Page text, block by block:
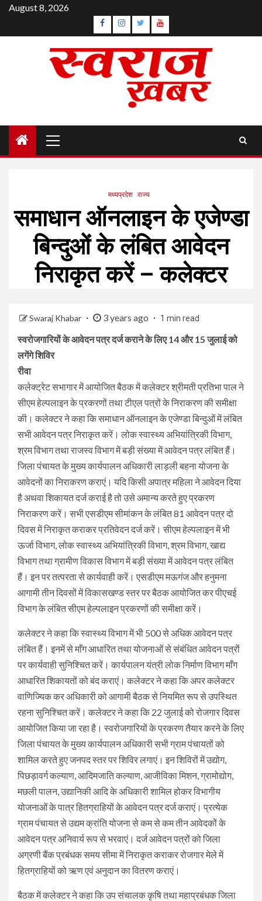
Skip
content
August 8, 2026
Facebook
Instagram
TwitterYouTube
Menu
मध्यप्रदेश राज्य
समाधान ऑनलाइन के एजेण्डा
बिन्दुओं के लंबित आवेदन
निराकृत करें – कलेक्टर
Swaraj Khabar 3 years ago 1 min read
स्वरोजगारियों के आवेदन पत्र दर्ज कराने के लिए 14 और 15 जुलाई को
लगेंगे शिविर
रीवा
कलेक्ट्रेट सभागार में आयोजित बैठक में कलेक्टर श्रीमती प्रतिभा पाल ने
सीएम हेल्पलाइन के प्रकरणों तथा टीएल पत्रों के निराकरण की समीक्षा
की। कलेक्टर ने कहा कि समाधान ऑनलाइन के एजेण्डा बिन्दुओं में लंबित
सभी आवेदन पत्र निराकृत करें। लोक स्वास्थ्य अभियांत्रिकी विभाग,
श्रम विभाग तथा राजस्व विभाग में बड़ी संख्या में आवेदन पत्र लंबित हैं।
जिला पंचायत के मुख्य कार्यपालन अधिकारी लाड़ली बहना योजना के
आवेदनों का निराकरण कराएं। यदि किसी अपात्र महिला ने आवेदन दिया
है अथवा शिकायत दर्ज कराई है तो उसे अमान्य करते हुए प्रकरण
निराकरण करें। सभी एसडीएम सीमांकन के लंबित 81 आवेदन पत्र दो
दिवस में निराकृत कराकर प्रतिवेदन दर्ज करें। सीएम हेल्पलाइन में भी
ऊर्जा विभाग, लोक स्वास्थ्य अभियांत्रिकी विभाग, श्रम विभाग, खाद्य
विभाग तथा ग्रामीण विकास विभाग में बड़ी संख्या में आवेदन पत्र लंबित
हैं। इन पर तत्परता से कार्यवाही करें। एसडीएम मऊगंज और हनुमना
आगामी तीन दिवसों में विकासखण्ड स्तर पर बैठक आयोजित कर पीएचई
विभाग के लंबित सीएम हेल्पलाइन प्रकरणों की समीक्षा करें।
कलेक्टर ने कहा कि स्वास्थ्य विभाग में भी 500 से अधिक आवेदन पत्र
लंबित हैं। इनमें से माँग आधारित तथा योजनाओं से संबंधित आवेदन पत्रों
पर कार्यवाही सुनिश्चित करें। कार्यपालन यंत्री लोक निर्माण विभाग माँग
आधारित शिकायतों को बंद कराएं। कलेक्टर ने कहा कि अपर कलेक्टर
वाणिज्यिक कर अधिकारी को आगामी बैठक से नियमित रूप से उपस्थित
रहना सुनिश्चित करें। कलेक्टर ने कहा कि 22 जुलाई को रोजगार दिवस
आयोजित किया जा रहा है। स्वरोजगारियों के प्रकरण तैयार करने के लिए
जिला पंचायत के मुख्य कार्यपालन अधिकारी सभी ग्राम पंचायतों को
शामिल करते हुए जनपद स्तर पर शिविर लगाएं। इन शिविरों में उद्योग,
पिछड़ावर्ग कल्याण, आदिमजाति कल्याण, आजीविका मिशन, ग्रामोद्योग,
मछली पालन, उद्यानिकी आदि के अधिकारी शामिल होकर विभागीय
योजनाओं के पात्र हितग्राहियों के आवेदन पत्र दर्ज कराएं। प्रत्येक
ग्राम पंचायत से उद्यम क्रांति योजना से कम से कम तीन आवेदकों के
आवेदन पत्र अनिवार्य रूप से भरवाएं। दर्ज आवेदन पत्रों को जिला
अग्रणी बैंक प्रबंधक समय सीमा में निराकृत कराकर रोजगार मेले में
हितग्राहियों को ऋण एवं अनुदान का वितरण कराएं।
बैठक में कलेक्टर ने कहा कि उप संचालक कृषि तथा महाप्रबंधक जिला